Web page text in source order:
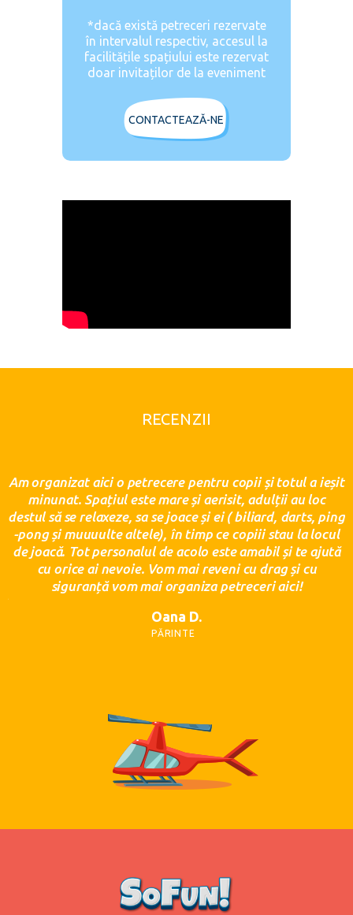
*dacă există petreceri rezervate
în intervalul respectiv, accesul la
facilitățile spațiului este rezervat
doar invitaților de la eveniment
CONTACTEAZĂ-NE
RECENZII
Am organizat aici o petrecere pentru copii și totul a ieșit
minunat. Spațiul este mare și aerisit, adulții au loc
destul să se relaxeze, sa se joace și ei ( biliard, darts, ping
-pong și muuuulte altele), în timp ce copiii stau la locul
de joacă. Tot personalul de acolo este amabil și te ajută
cu orice ai nevoie. Vom mai reveni cu drag și cu
siguranță vom mai organiza petreceri aici!
Oana D.
PĂRINTE